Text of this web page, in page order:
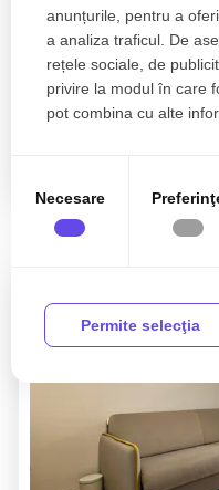
de confidentialitate
Proprietati
anunțurile, pentru a
a analiza traficul. De
rețele sociale, de
privire la modul în care
pot combina cu alte
Necesare
Permite selecţia